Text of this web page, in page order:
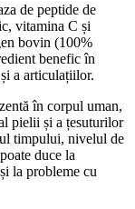
de peptide de
vitamina C și
bovin (100%
benefic în
a articulațiilor.
în corpul uman,
pielii și a țesuturilor
timpului, nivelul de
duce la
la probleme cu